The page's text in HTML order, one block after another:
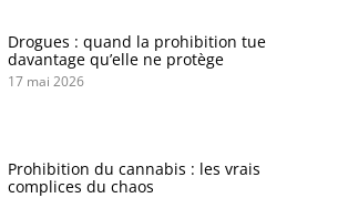
Drogues : quand la prohibition tue
davantage qu’elle ne protège
17 mai 2026
Prohibition du cannabis : les vrais
complices du chaos